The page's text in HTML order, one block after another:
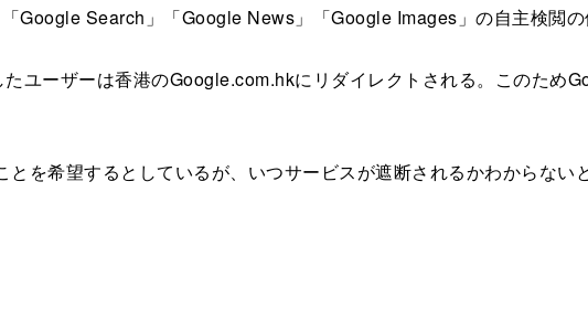
Google Search」「Google News」「Google Images」の自主検閲の
ユーザーは香港のGoogle.com.hkにリダイレクトされる。このため
を希望するとしているが、いつサービスが遮断されるかわからな